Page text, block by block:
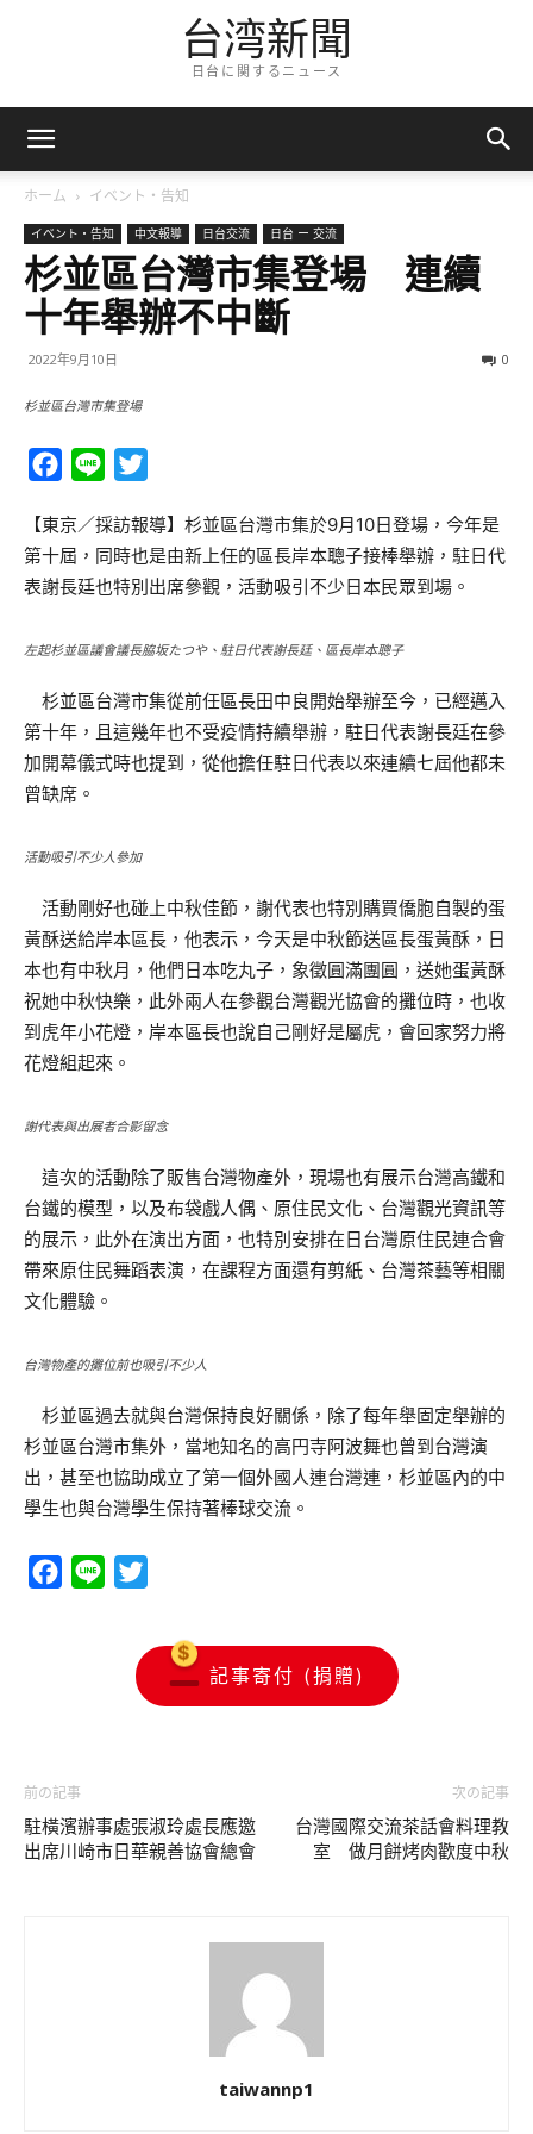
台湾新聞
日台に関するニュース
ホーム イベント・告知
イベント・告知 中文報導 日台交流 日台 ー 交流
杉並區台灣市集登場 連續
十年舉辦不中斷
2022年9月10日 0
杉並區台灣市集登場
Facebook
Line
【東京／採訪報導】杉並區台灣市集於9月10日登場，今年是
第十屆，同時也是由新上任的區長岸本聰子接棒舉辦，駐日代
表謝長廷也特別出席參觀，活動吸引不少日本民眾到場。
左起杉並區議會議長脇坂たつや、駐日代表謝長廷、區長岸本聰子
杉並區台灣市集從前任區長田中良開始舉辦至今，已經邁入
第十年，且這幾年也不受疫情持續舉辦，駐日代表謝長廷在參
加開幕儀式時也提到，從他擔任駐日代表以來連續七屆他都未
曾缺席。
活動吸引不少人參加
活動剛好也碰上中秋佳節，謝代表也特別購買僑胞自製的蛋
黃酥送給岸本區長，他表示，今天是中秋節送區長蛋黃酥，日
本也有中秋月，他們日本吃丸子，象徵圓滿團圓，送她蛋黃酥
祝她中秋快樂，此外兩人在參觀台灣觀光協會的攤位時，也收
到虎年小花燈，岸本區長也說自己剛好是屬虎，會回家努力將
花燈組起來。
謝代表與出展者合影留念
這次的活動除了販售台灣物產外，現場也有展示台灣高鐵和
台鐵的模型，以及布袋戲人偶、原住民文化、台灣觀光資訊等
的展示，此外在演出方面，也特別安排在日台灣原住民連合會
帶來原住民舞蹈表演，在課程方面還有剪紙、台灣茶藝等相關
文化體驗。
台灣物產的攤位前也吸引不少人
杉並區過去就與台灣保持良好關係，除了每年舉固定舉辦的
杉並區台灣市集外，當地知名的高円寺阿波舞也曾到台灣演
出，甚至也協助成立了第一個外國人連台灣連，杉並區內的中
學生也與台灣學生保持著棒球交流。
Facebook
Line
記事寄付 (捐贈)
前の記事
駐橫濱辦事處張淑玲處長應邀
出席川崎市日華親善協會總會
次の記事
台灣國際交流茶話會料理教
室 做月餅烤肉歡度中秋
taiwannp1